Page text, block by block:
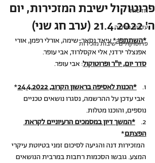
חדשות
עדכוני מפלגה
פרוטוקולים ישיבות מזכירות
פרוטוקול ישיבת המזכירות, יום
ה' 21.4.2022 (ערב חג שני)
*השתתפו:* עיאד נסאר-שימה, אורלי רפמן, אורי
אפנצלר ירדני, אלי אקסלרוד, אבי עופר.
סדר יום, יו"ר ופרוטוקול: אבי עופר.
1. *הכנות לאסיפה בראשון הקרוב, 24.4.2022
*
אבי עדכן על ההרשמה, נסגרו נושאים טכניים
נוספים, והוכנו מטלות.
2.
*המשך דיון במסמכים הרעיוניים לקראת
הפצתם*
המזכירות דנה והגיעה לסיכום זמני בטיוטת עיקרי
המצע. גובשו הסכמות רחבות במרבית הנושאים